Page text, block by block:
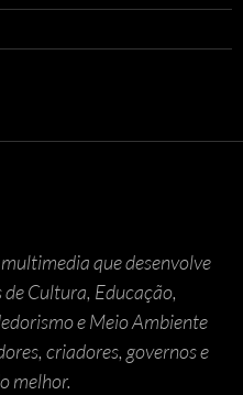
que desenvolve
Cultura, Educação,
e Meio Ambiente
criadores, governos e
melhor.